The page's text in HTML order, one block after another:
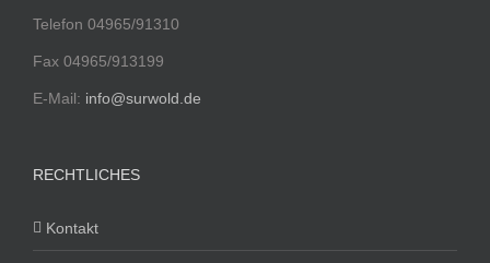
Telefon 04965/91310
Fax 04965/913199
E-Mail: info@surwold.de
RECHTLICHES
Kontakt